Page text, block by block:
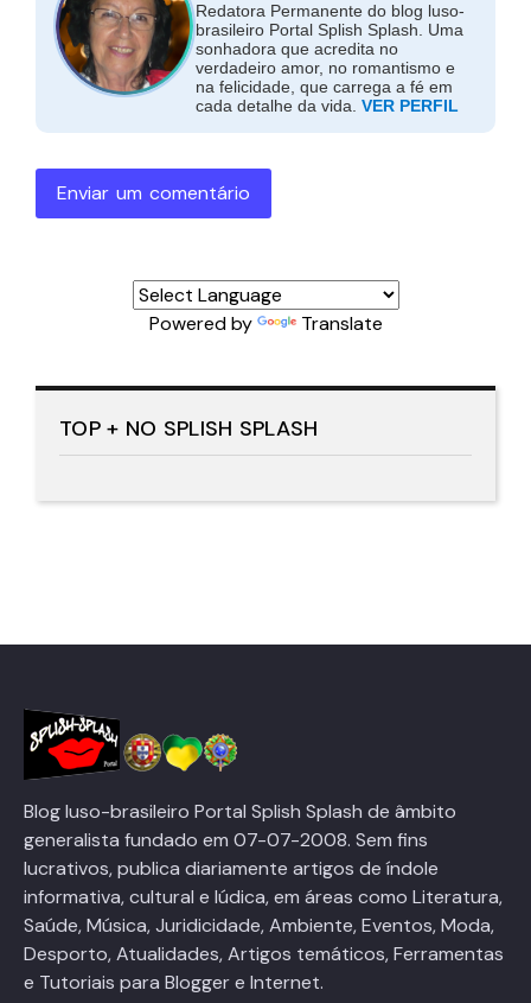
Redatora Permanente do blog luso-
brasileiro Portal Splish Splash. Uma
sonhadora que acredita no
verdadeiro amor, no romantismo e
na felicidade, que carrega a fé em
cada detalhe da vida. VER PERFIL
Enviar um comentário
Powered by Translate
TOP + NO SPLISH SPLASH
Blog luso-brasileiro Portal Splish Splash de âmbito
generalista fundado em 07-07-2008. Sem fins
lucrativos, publica diariamente artigos de índole
informativa, cultural e lúdica, em áreas como Literatura,
Saúde, Música, Juridicidade, Ambiente, Eventos, Moda,
Desporto, Atualidades, Artigos temáticos, Ferramentas
e Tutoriais para Blogger e Internet.